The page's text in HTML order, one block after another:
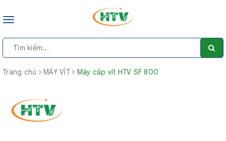
Toggle
Trang chủ MÁY VÍT Máy cấp vít HTV SF 800